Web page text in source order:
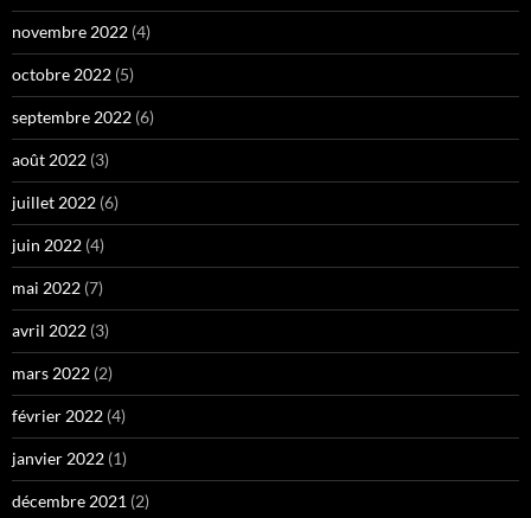
novembre 2022 (4)
octobre 2022 (5)
septembre 2022 (6)
août 2022 (3)
juillet 2022 (6)
juin 2022 (4)
mai 2022 (7)
avril 2022 (3)
mars 2022 (2)
février 2022 (4)
janvier 2022 (1)
décembre 2021 (2)